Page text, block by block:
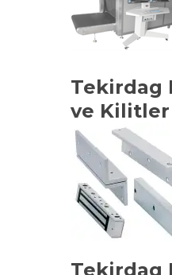
Tekirdag
ve Kilitler
Tekirdag